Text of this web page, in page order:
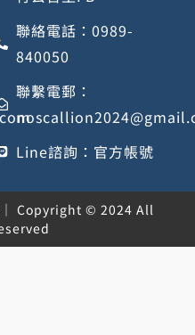
聯絡電話：0989-
840050
聯繫電郵：
Line諮詢：官方帳號
Copyright © 2024 All